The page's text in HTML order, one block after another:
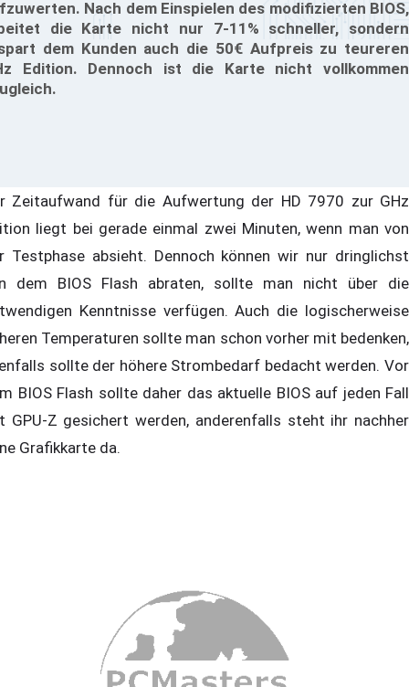
Nach dem Einspielen des modifizierten BIOS,
die Karte nicht nur 7-11% schneller, sondern
dem Kunden auch die 50€ Aufpreis zu teureren
Edition. Dennoch ist die Karte nicht vollkommen
Zeitaufwand für die Aufwertung der HD 7970 zur GHz
liegt bei gerade einmal zwei Minuten, wenn man von
Testphase absieht. Dennoch können wir nur dringlichst
dem BIOS Flash abraten, sollte man nicht über die
Kenntnisse verfügen. Auch die logischerweise
Temperaturen sollte man schon vorher mit bedenken,
sollte der höhere Strombedarf bedacht werden. Vor
BIOS Flash sollte daher das aktuelle BIOS auf jeden Fall
GPU-Z gesichert werden, anderenfalls steht ihr nachher
Grafikkarte da.